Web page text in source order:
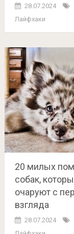
28.07.2024
Лайфхаки
20 милых
собак,
очаруют с
взгляда
28.07.2024